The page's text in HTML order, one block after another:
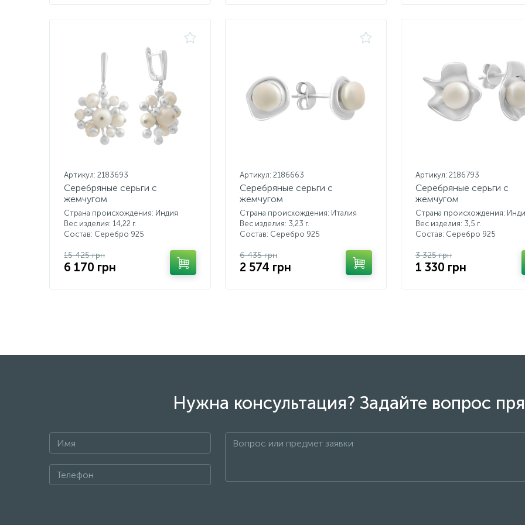
Артикул: 2183693
Серебряные серьги с
жемчугом
Страна происхождения: Индия
Вес изделия: 14,22 г.
Состав: Серебро 925
15 425 грн
6 170 грн
Артикул: 2186663
Серебряные серьги с
жемчугом
Страна происхождения: Италия
Вес изделия: 3,23 г.
Состав: Серебро 925
6 435 грн
2 574 грн
Артикул: 2186793
Серебряные серьги с
жемчугом
Страна происхождения:
Вес изделия: 3,5 г.
Состав: Серебро 925
3 325 грн
1 330 грн
Нужна консультация? Задайте вопрос